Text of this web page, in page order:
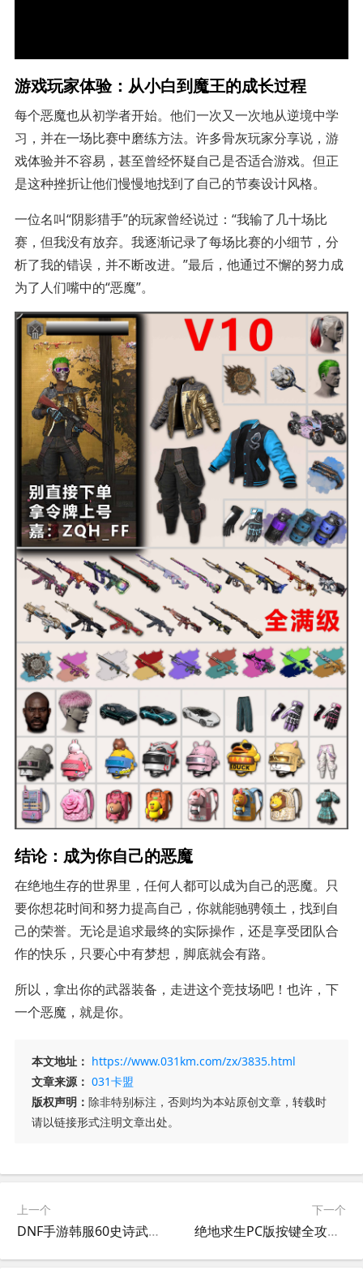
游戏玩家体验：从小白到魔王的成长过程
每个恶魔也从初学者开始。他们一次又一次地从逆境中学
习，并在一场比赛中磨练方法。许多骨灰玩家分享说，游
戏体验并不容易，甚至曾经怀疑自己是否适合游戏。但正
是这种挫折让他们慢慢地找到了自己的节奏设计风格。
一位名叫“阴影猎手”的玩家曾经说过：“我输了几十场比
赛，但我没有放弃。我逐渐记录了每场比赛的小细节，分
析了我的错误，并不断改进。”最后，他通过不懈的努力成
为了人们嘴中的“恶魔”。
结论：成为你自己的恶魔
在绝地生存的世界里，任何人都可以成为自己的恶魔。只
要你想花时间和努力提高自己，你就能驰骋领土，找到自
己的荣誉。无论是追求最终的实际操作，还是享受团队合
作的快乐，只要心中有梦想，脚底就会有路。
所以，拿出你的武器装备，走进这个竞技场吧！也许，下
一个恶魔，就是你。
本文地址： https://www.031km.com/zx/3835.html
文章来源： 031卡盟
版权声明： 除非特别标注，否则均为本站原创文章，转载时
请以链接形式注明文章出处。
上一个
DNF手游韩服60史诗武器图鉴全解析-DNF手游韩服60级史诗武器获取与属性详解
下一个
绝地求生PC版按键全攻略-绝地求生PC版按键设置与操作指南